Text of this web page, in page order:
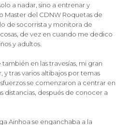
a nadar, sino a entrenar y
del CDNW Roquetas de
de socorrista y monitora de
de vez en cuando me dedico
y adultos.
en las travesías, mi gran
y tras varios altibajos por temas
se comenzaron a centrar en
distancias, después de conocer a
Ainhoa se enganchaba a la